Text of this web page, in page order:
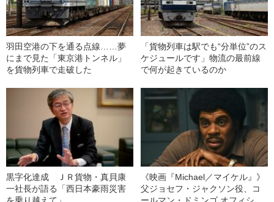
羽田空港の下を通る点線……夢
にまで見た「東京港トンネル」
を貨物列車で走破した
「貨物列車は駅でも“分単位”のス
ケジュールです」物流の最前線
で何が起きているのか
黒字化達成 ＪＲ貨物・真貝康
一社長が語る「西日本豪雨災害
《映画『Michael／マイケル』》
父ジョセフ・ジャクソン役、コ